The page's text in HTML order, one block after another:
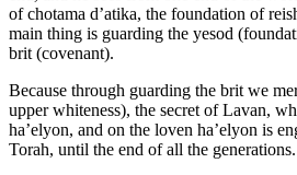
of chotama d’atika, the foundation of
main thing is guarding the yesod
brit (covenant).
Because through guarding the brit we
upper whiteness), the secret of Lavan,
ha’elyon, and on the loven ha’elyon is
Torah, until the end of all the generations.